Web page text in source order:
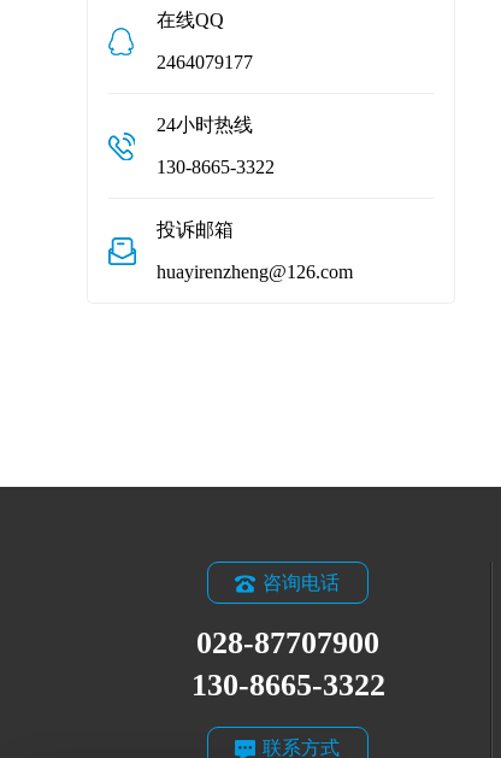
在线QQ
2464079177
24小时热线
130-8665-3322
投诉邮箱
huayirenzheng@126.com
咨询电话
028-87707900
130-8665-3322
联系方式